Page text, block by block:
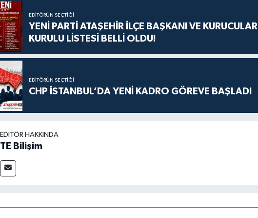
EDITÖRÜN SEÇTIĞI
YENİ PARTİ ATAŞEHİR İLÇE BAŞKANI VE KURUCULAR
KURULU LİSTESİ BELLİ OLDU!
EDITÖRÜN SEÇTIĞI
CHP İSTANBUL’DA YENİ KADRO GÖREVE BAŞLADI
EDITÖR HAKKINDA
TE Bilişim